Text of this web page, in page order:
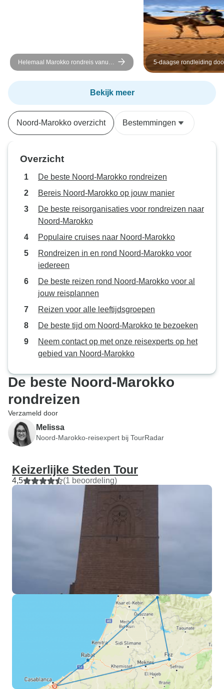
gids die goed op
de omgeving. De
brachten we
geweldige
is erg attent,
informatief. We
minuten stopte
voordat hij weer
reis was echt
bedanken Totally
voor het pakket
Helemaal Marokko rondreis vanuit
Marrakech
5-daagse rondleiding
keizerlijke steden vanuit
Casablanca
Bekijk meer
Noord-Marokko overzicht Bestemmingen
Overzicht
De beste Noord-Marokko rondreizen
Bereis Noord-Marokko op jouw manier
De beste reisorganisaties voor rondreizen naar
Noord-Marokko
Populaire cruises naar Noord-Marokko
Rondreizen in en rond Noord-Marokko voor
iedereen
De beste reizen rond Noord-Marokko voor al
jouw reisplannen
Reizen voor alle leeftijdsgroepen
De beste tijd om Noord-Marokko te bezoeken
Neem contact op met onze reisexperts op het
gebied van Noord-Marokko
De beste Noord-Marokko
rondreizen
Verzameld door
Melissa
Noord-Marokko-reisexpert bij TourRadar
Keizerlijke Steden Tour
4,5 (1 beoordeling)